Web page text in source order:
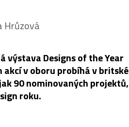
Hrůzová
výstava Designs of the Year
akcí v oboru probíhá v britské
90 nominovaných projektů,
roku.